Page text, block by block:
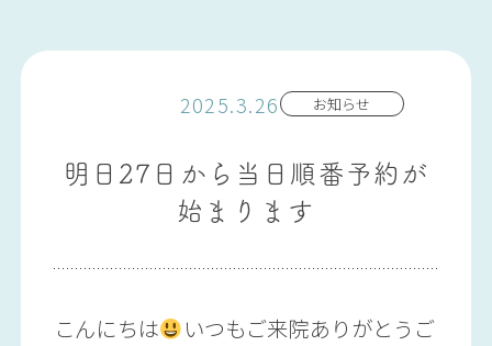
2025.3.26 お知らせ
明日27日から当日順番予約が
始まります
こんにちは
いつもご来院ありがとうご